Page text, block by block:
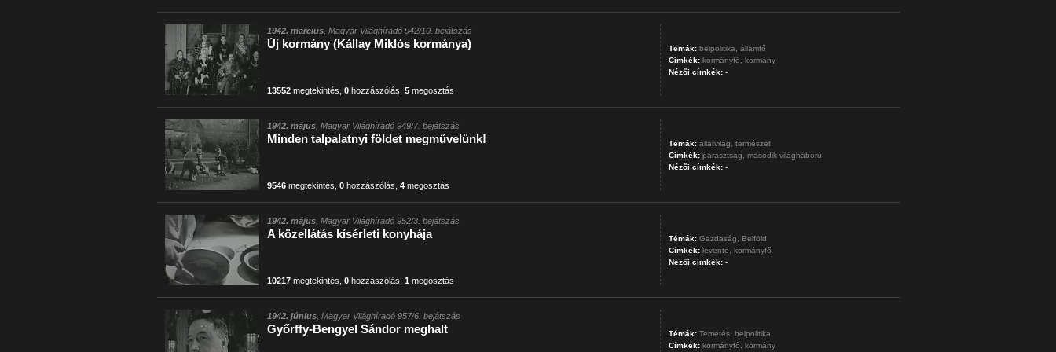
1942. március, Magyar Világhíradó 942/10. bejátszás
Új kormány (Kállay Miklós kormánya)
13552megtekintés 0hozzászólás 5megosztás
Témák: belpolitika,
államfő
Címkék: kormányfő,
kormány
Nézői címkék:-
1942. május, Magyar Világhíradó 949/7. bejátszás
Minden talpalatnyi földet megművelünk!
9546megtekintés 0hozzászólás 4megosztás
Témák: állatvilág,
természet
Címkék: parasztság,
második világháború
Nézői címkék:-
1942. május, Magyar Világhíradó 952/3. bejátszás
A közellátás kísérleti konyhája
10217megtekintés 0hozzászólás 1 megosztás
Témák: Gazdaság,
Belföld
Címkék: levente,
kormányfő
Nézői címkék:-
1942. június, Magyar Világhíradó 957/6. bejátszás
Győrffy-Bengyel Sándor meghalt Témák: Temetés, belpolitika
Címkék: kormányfő, kormány